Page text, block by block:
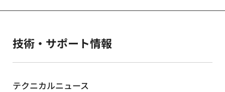
技術・サポート情報
テクニカルニュース